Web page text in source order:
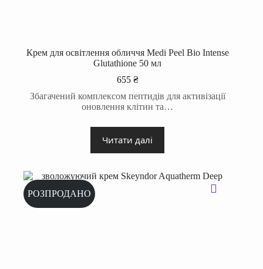
Крем для освітлення обличчя Medi Peel Bio Intense
Glutathione 50 мл
655 ₴
Збагачений комплексом пептидів для активізації
оновлення клітин та…
Читати далі
РОЗПРОДАНО